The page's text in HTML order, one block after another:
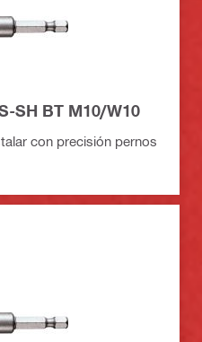
SH BT M10/W10
con precisión pernos